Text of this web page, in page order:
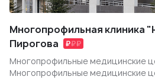
Многопрофильная клиника
Пирогова
Многопрофильные медицинские
Многопрофильные медицинские